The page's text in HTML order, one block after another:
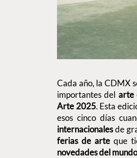
Cada año, la CDMX
importantes del arte
Arte 2025. Esta
esos cinco días
internacionalesde
ferias de arteque
novedades del